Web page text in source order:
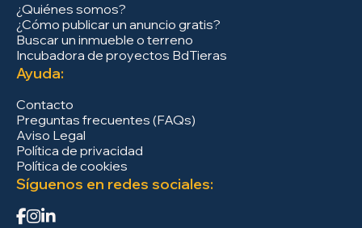
¿Quiénes somos?
¿Cómo publicar un anuncio gratis?
Buscar un inmueble o terreno
Incubadora de proyectos BdTieras
Ayuda:
Contacto
Preguntas frecuentes (FAQs)
Aviso Legal
Política de privacidad
Política de cookies
Síguenos en redes sociales: